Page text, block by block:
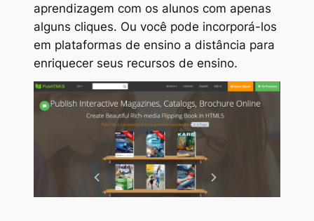
aprendizagem com os alunos com apenas
alguns cliques. Ou você pode incorporá-los
em plataformas de ensino a distância para
enriquecer seus recursos de ensino.